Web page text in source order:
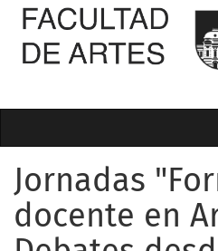
Jornadas
docente en